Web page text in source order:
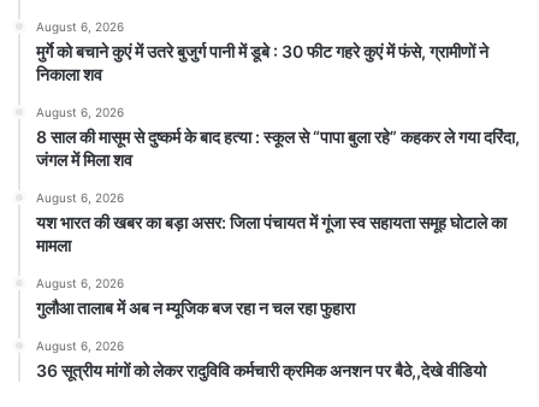
August 6, 2026
मुर्गे को बचाने कुएं में उतरे बुजुर्ग पानी में डूबे : 30 फीट गहरे कुएं में फंसे, ग्रामीणों ने
निकाला शव
August 6, 2026
8 साल की मासूम से दुष्कर्म के बाद हत्या : स्कूल से “पापा बुला रहे” कहकर ले गया दरिंदा,
जंगल में मिला शव
August 6, 2026
यश भारत की खबर का बड़ा असर: जिला पंचायत में गूंजा स्व सहायता समूह घोटाले का
मामला
August 6, 2026
गुलौआ तालाब में अब न म्यूजिक बज रहा न चल रहा फुहारा
August 6, 2026
36 सूत्रीय मांगों को लेकर रादुविवि कर्मचारी क्रमिक अनशन पर बैठे,,देखे वीडियो